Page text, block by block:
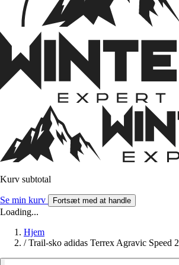
Kurv subtotal
Se min kurv Fortsæt med at handle
Loading...
Hjem
/ Trail-sko adidas Terrex Agravic Speed 2